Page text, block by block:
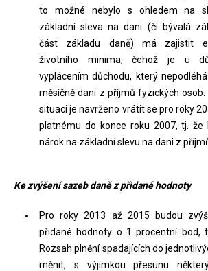
to možné nebylo s ohledem na
základní sleva na dani (či bývalá
část základu daně) má zajistit
životního minima, čehož je u
vyplácením důchodu, který
měsíčně dani z příjmů fyzických
situaci je navrženo vrátit se pro roky
platnému do konce roku 2007, tj. že
nárok na základní slevu na dani z
Ke zvýšení sazeb daně z přidané hodnoty
Pro roky 2013 až 2015 budou
přidané hodnoty o 1 procentní bod,
Rozsah plnění spadajících do
měnit, s výjimkou přesunu